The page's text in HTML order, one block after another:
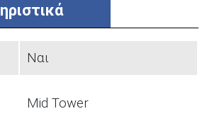
Ναι
Mid Tower